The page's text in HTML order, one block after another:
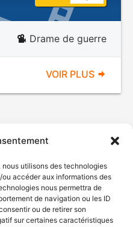
utilisons des technologies
accéder aux informations des
nous permettra de
de navigation ou les ID
ou de retirer son
sur certaines caractéristiques
Drame de guerre
VOIR PLUS